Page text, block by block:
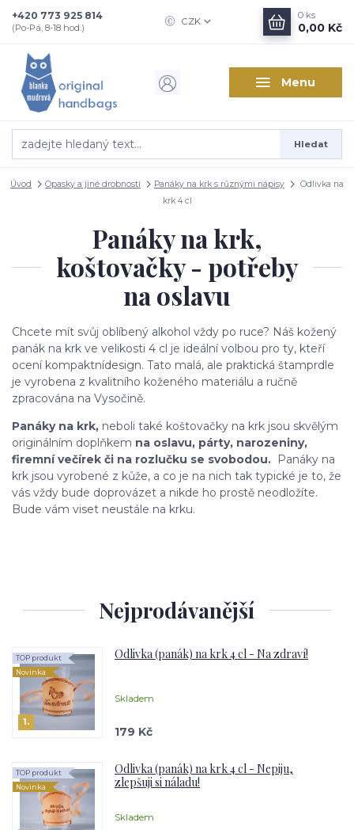
Menu
CZK
Hledat
+420 773 925 814
(Po-Pá, 8-18 hod.)
0 ks
0,00 Kč
Úvod Opasky a jiné drobnosti Panáky na krk s různými nápisy
Odlivka na
krk 4 cl
Panáky na krk,
koštovačky - potřeby
na oslavu
Chcete mít svůj oblíbený alkohol vždy po ruce? Náš kožený
panák na krk ve velikosti 4 cl je ideální volbou pro ty, kteří
ocení kompaktnídesign. Tato malá, ale praktická štamprdle
je vyrobena z kvalitního koženého materiálu a ručně
zpracována na Vysočině.
Panáky na krk, neboli také koštovačky na krk jsou skvělým
originálním doplňkem na oslavu, párty, narozeniny,
firemní večírek či na rozlučku se svobodou. Panáky na
krk jsou vyrobené z kůže, a co je na nich tak typické je to, že
vás vždy bude doprovázet a nikde ho prostě neodložíte.
Bude vám viset neustále na krku.
Nejprodávanější
1.
Odlivka (panák) na krk 4 cl - Na zdraví!
Skladem
TOP produkt
Novinka
179 Kč
Odlivka (panák) na krk 4 cl - Nepiju,
zlepšuji si náladu!
Skladem
TOP produkt
Novinka